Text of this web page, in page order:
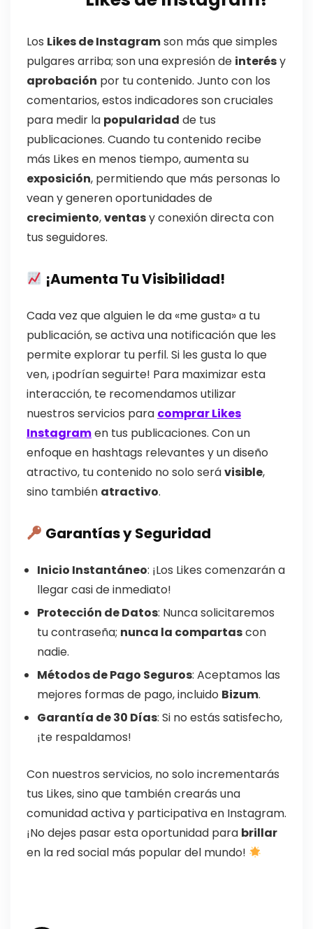
Los Likes de Instagramson más que simples
pulgares arriba; son una expresión de interésy
aprobación por tu contenido. Junto con los
comentarios, estos indicadores son cruciales
para medir la popularidad de tus
publicaciones. Cuando tu contenido recibe
más Likes en menos tiempo, aumenta su
exposición, permitiendo que más personas lo
vean y generen oportunidades de
crecimiento,ventasy conexión directa con
tus seguidores.
¡Aumenta Tu Visibilidad!
Cada vez que alguien le da «me gusta» a tu
publicación, se activa una notificación que les
permite explorar tu perfil. Si les gusta lo que
ven, ¡podrían seguirte! Para maximizar esta
interacción, te recomendamos utilizar
nuestros servicios para comprar Likes
Instagramen tus publicaciones. Con un
enfoque en hashtags relevantes y un diseño
atractivo, tu contenido no solo serávisible,
sino también atractivo.
Garantías y Seguridad
Inicio Instantáneo: ¡Los Likes comenzarán a
llegar casi de inmediato!
Protección de Datos: Nunca solicitaremos
tu contraseña; nunca la compartascon
nadie.
Métodos de Pago Seguros: Aceptamos las
mejores formas de pago, incluido Bizum.
Garantía de 30 Días: Si no estás satisfecho,
¡te respaldamos!
Con nuestros servicios, no solo incrementarás
tus Likes, sino que también crearás una
comunidad activa y participativa en Instagram.
¡No dejes pasar esta oportunidad para brillar
en la red social más popular del mundo!